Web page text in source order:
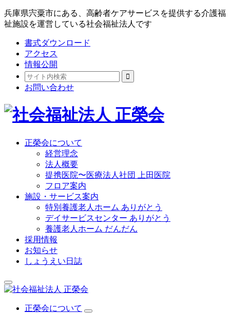
兵庫県宍粟市にある、高齢者ケアサービスを提供する介護福
祉施設を運営している社会福祉法人です
書式ダウンロード
アクセス
情報公開
お問い合わせ
正榮会について
経営理念
法人概要
提携医院〜医療法人社団 上田医院
フロア案内
施設・サービス案内
特別養護老人ホーム ありがとう
デイサービスセンター ありがとう
養護老人ホーム だんだん
採用情報
お知らせ
しょうえい日誌
正榮会について